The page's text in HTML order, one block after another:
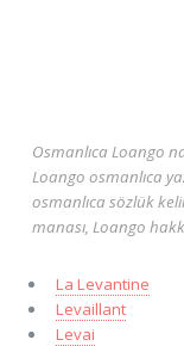
Osmanlıca Loango
Loango osmanlıca
osmanlıca sözlük
manası, Loango
La Levantine
Levaillant
Levai